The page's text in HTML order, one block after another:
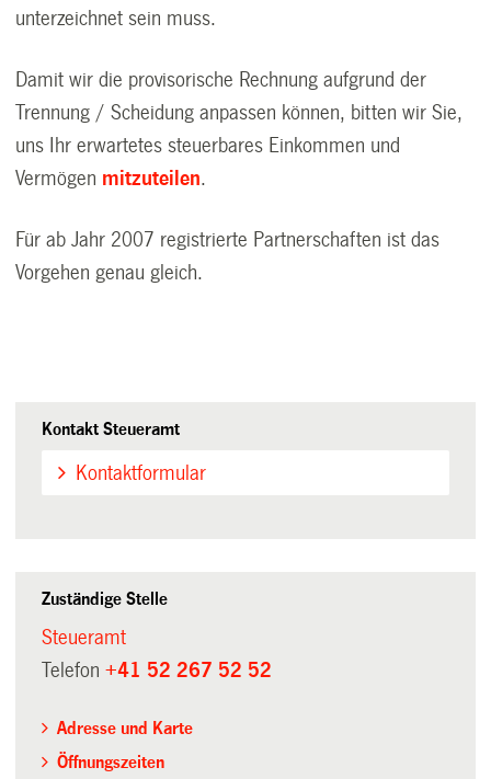
unterzeichnet sein muss.
Damit wir die provisorische Rechnung aufgrund der
Trennung / Scheidung anpassen können, bitten wir Sie,
uns Ihr erwartetes steuerbares Einkommen und
Vermögen mitzuteilen.
Für ab Jahr 2007 registrierte Partnerschaften ist das
Vorgehen genau gleich.
Kontakt Steueramt
Kontaktformular
Zuständige Stelle
Steueramt
Telefon+41 52 267 52 52
Adresse und Karte
Öffnungszeiten